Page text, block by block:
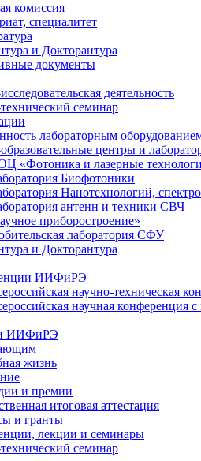
комиссия
специалитет
и Докторантура
документы
деятельность
семинар
лабораторным
центры и
«Фотоника и лазерные
Биофотоники
Нанотехнологий,
антенн и техники СВЧ
приборостроение»
лаборатория СФУ
и Докторантура
ИИФиРЭ
научно-техническая
научная конференция
ИИФиРЭ
жизнь
и премии
итоговая аттестация
и гранты
лекции и семинары
семинар